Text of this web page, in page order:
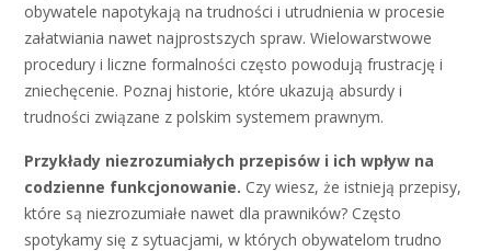
obywatele napotykają na trudności i utrudnienia w procesie
załatwiania nawet najprostszych spraw. Wielowarstwowe
procedury i liczne formalności często powodują frustrację i
zniechęcenie. Poznaj historie, które ukazują absurdy i
trudności związane z polskim systemem prawnym.
Przykłady niezrozumiałych przepisów i ich wpływ na
codzienne funkcjonowanie. Czy wiesz, że istnieją przepisy,
które są niezrozumiałe nawet dla prawników? Często
spotykamy się z sytuacjami, w których obywatelom trudno